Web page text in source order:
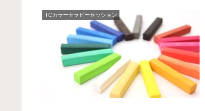
TCカラーセラピーセッション